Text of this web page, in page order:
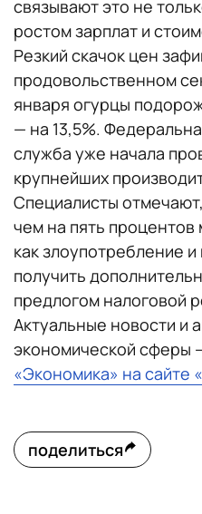
связывают это не
ростом зарплат и
Резкий скачок цен
продовольственном
января огурцы
— на 13,5%.
служба уже начала
крупнейших
Специалисты
чем на пять
как злоупотребление
получить
предлогом налоговой
Актуальные новости и
экономической сферы
«Экономика» на сайте
поделиться